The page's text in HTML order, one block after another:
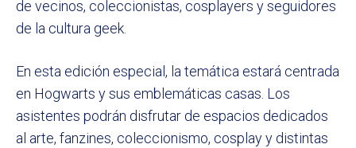
de vecinos, coleccionistas, cosplayers y seguidores
de la cultura geek.
En esta edición especial, la temática estará centrada
en Hogwarts y sus emblemáticas casas. Los
asistentes podrán disfrutar de espacios dedicados
al arte, fanzines, coleccionismo, cosplay y distintas